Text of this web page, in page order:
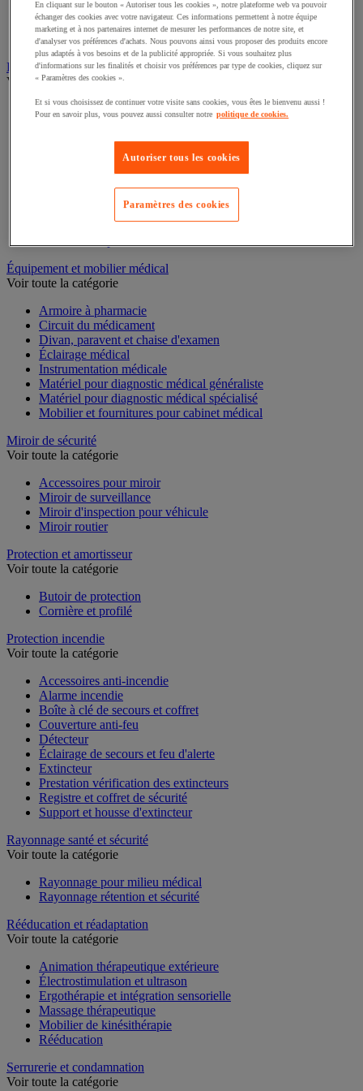
Armoire forte
Boîte à clés
Coffre-fort
Équipement de protection individuelle (EPI)
Voir toute la catégorie
Antichute
Masque respiratoire
Protection auditive
Protection du dos et des articulations
Rangement EPI
Équipement et mobilier médical
Voir toute la catégorie
Armoire à pharmacie
Circuit du médicament
Divan, paravent et chaise d'examen
Éclairage médical
Instrumentation médicale
Matériel pour diagnostic médical généraliste
Matériel pour diagnostic médical spécialisé
Mobilier et fournitures pour cabinet médical
Miroir de sécurité
Voir toute la catégorie
Accessoires pour miroir
Miroir de surveillance
Miroir d'inspection pour véhicule
Miroir routier
Protection et amortisseur
Voir toute la catégorie
Butoir de protection
Cornière et profilé
Protection incendie
Voir toute la catégorie
Accessoires anti-incendie
Alarme incendie
Boîte à clé de secours et coffret
Couverture anti-feu
Détecteur
Éclairage de secours et feu d'alerte
Extincteur
Prestation vérification des extincteurs
Registre et coffret de sécurité
Support et housse d'extincteur
Rayonnage santé et sécurité
Voir toute la catégorie
Rayonnage pour milieu médical
Rayonnage rétention et sécurité
Rééducation et réadaptation
Voir toute la catégorie
Animation thérapeutique extérieure
Électrostimulation et ultrason
Ergothérapie et intégration sensorielle
Massage thérapeutique
Mobilier de kinésithérapie
Rééducation
Serrurerie et condamnation
Voir toute la catégorie
En cliquant sur le bouton « Autoriser tous les cookies », notre plateforme web va pouvoir
échanger des cookies avec votre navigateur. Ces informations permettent à notre équipe
marketing et à nos partenaires internet de mesurer les performances de notre site, et
d'analyser vos préférences d'achats. Nous pouvons ainsi vous proposer des produits encore
plus adaptés à vos besoins et de la publicité appropriée. Si vous souhaitez plus
d'informations sur les finalités et choisir vos préférences par type de cookies, cliquez sur
« Paramètres des cookies ».
Et si vous choisissez de continuer votre visite sans cookies, vous êtes le bienvenu aussi !
Pour en savoir plus, vous pouvez aussi consulter notre politique de cookies.
Autoriser tous les cookies
Paramètres des cookies